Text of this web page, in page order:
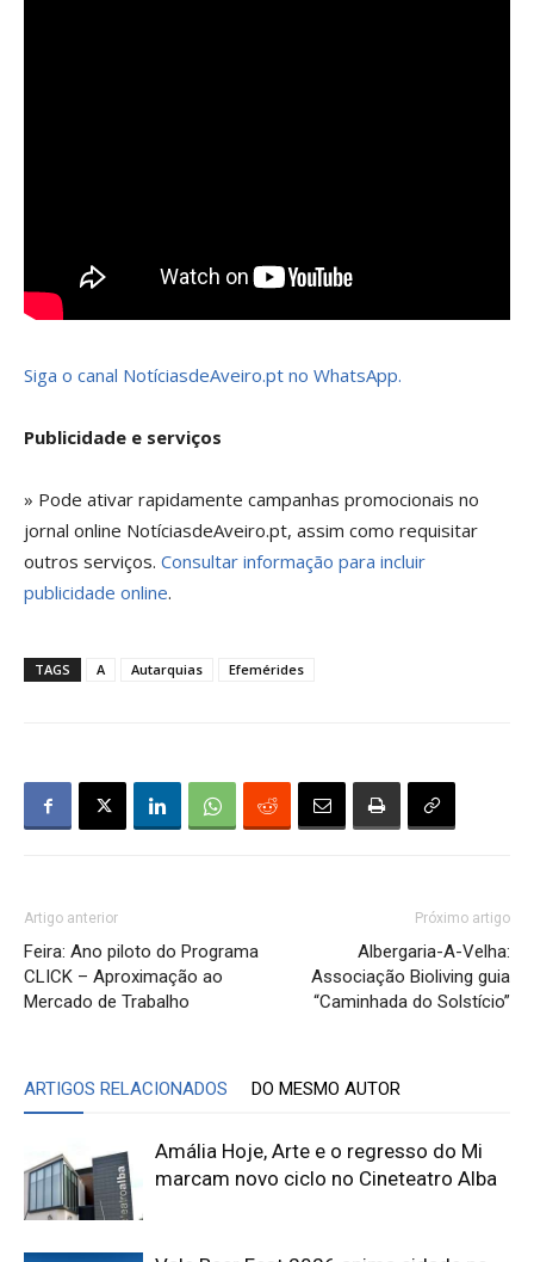
Siga o canal NotíciasdeAveiro.pt no WhatsApp.
Publicidade e serviços
» Pode ativar rapidamente campanhas promocionais no
jornal online NotíciasdeAveiro.pt, assim como requisitar
outros serviços. Consultar informação para incluir
publicidade online.
TAGS A Autarquias Efemérides
Artigo anterior
Feira: Ano piloto do Programa
CLICK – Aproximação ao
Mercado de Trabalho
Próximo artigo
Albergaria-A-Velha:
Associação Bioliving guia
“Caminhada do Solstício”
ARTIGOS RELACIONADOS DO MESMO AUTOR
Amália Hoje, Arte e o regresso do Mi
marcam novo ciclo no Cineteatro Alba